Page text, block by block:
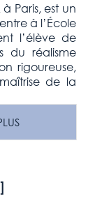
Paris, est un
à l’École
l’élève de
du réalisme
rigoureuse,
de la